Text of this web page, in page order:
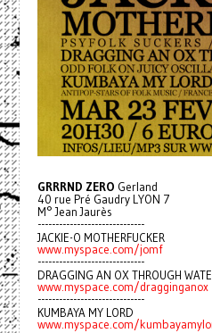
GRRRND ZERO Gerland
40 rue Pré Gaudry LYON 7
M° Jean Jaurès
------------------------------
JACKIE-O MOTHERFUCKER
www.myspace.com/jomf
------------------------------
DRAGGING AN OX THROUGH
www.myspace.com/dragginganox
------------------------------
KUMBAYA MY LORD
www.myspace.com/